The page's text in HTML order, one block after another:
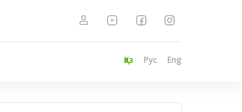
Қаз Рус Eng